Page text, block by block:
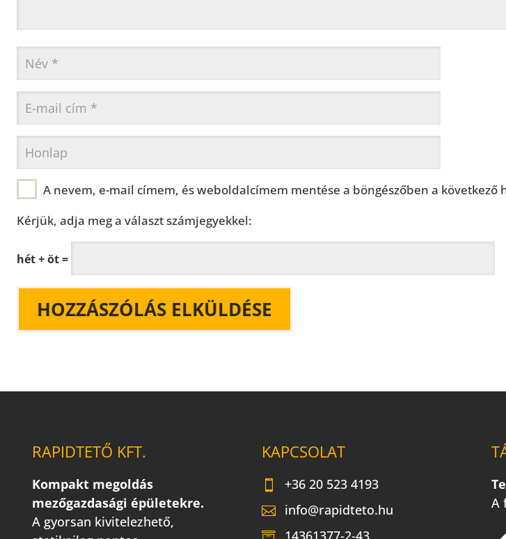
A nevem, e-mail címem, és weboldalcímem mentése a böngészőben a következő
Kérjük, adja meg a választ számjegyekkel:
hét + öt =
RAPIDTETŐ KFT.
Kompakt megoldás
mezőgazdasági épületekre.
A gyorsan kivitelezhető,
KAPCSOLAT
+36 20 523 4193
info@rapidteto.hu
14361377-2-43
A